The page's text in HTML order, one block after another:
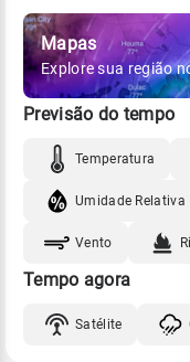
Mapas
Explore sua região
Previsão do tempo
Temperatura
Umidade Relativa
Vento
Tempo agora
Satélite